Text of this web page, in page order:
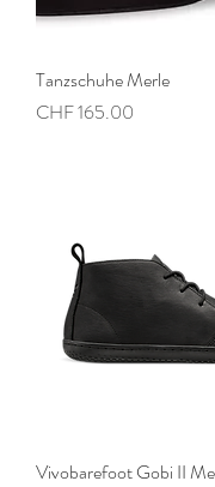
Tanzschuhe Merle
Preis
CHF 165.00
Vivobarefoot Gobi II